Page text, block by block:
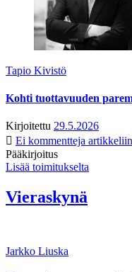
Tapio Kivistö
Kohti tuottavuuden
Kirjoitettu 29.5.2026
Ei kommentteja
Pääkirjoitus
Lisää toimitukselta
Vieraskynä
Jarkko Liuska